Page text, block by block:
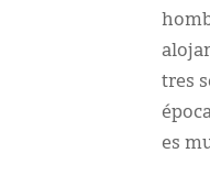
tres
es